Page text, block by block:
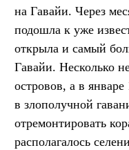
на Гавайи. Через
подошла к уже
открыла и самый
Гавайи. Несколько
островов, а в январе
в злополучной
отремонтировать
располагалось